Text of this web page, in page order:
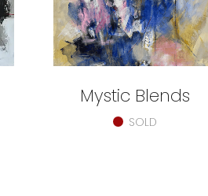
Mystic Blends
SOLD